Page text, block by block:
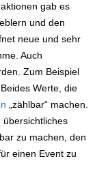
gab es
und den
neue und sehr
Auch
Zum Beispiel
Werte, die
„zählbar“ machen.
übersichtliches
zu machen, den
einen Event zu